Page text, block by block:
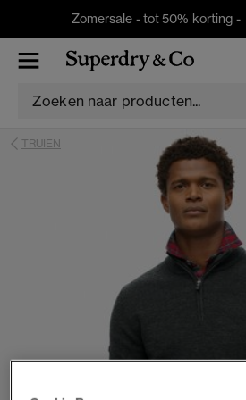
Zomersale - tot 50% korting -
TRUIEN